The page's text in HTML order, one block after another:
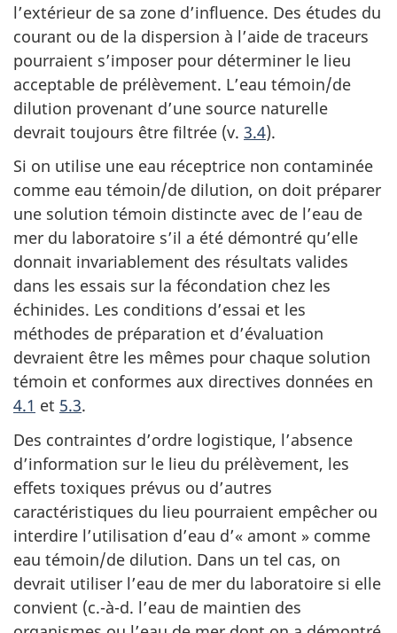
l’extérieur de sa zone d’influence. Des études du
courant ou de la dispersion à l’aide de traceurs
pourraient s’imposer pour déterminer le lieu
acceptable de prélèvement. L’eau témoin/de
dilution provenant d’une source naturelle
devrait toujours être filtrée (v. 3.4).
Si on utilise une eau réceptrice non contaminée
comme eau témoin/de dilution, on doit préparer
une solution témoin distincte avec de l’eau de
mer du laboratoire s’il a été démontré qu’elle
donnait invariablement des résultats valides
dans les essais sur la fécondation chez les
échinides. Les conditions d’essai et les
méthodes de préparation et d’évaluation
devraient être les mêmes pour chaque solution
témoin et conformes aux directives données en
4.1 et 5.3.
Des contraintes d’ordre logistique, l’absence
d’information sur le lieu du prélèvement, les
effets toxiques prévus ou d’autres
caractéristiques du lieu pourraient empêcher ou
interdire l’utilisation d’eau d’« amont » comme
eau témoin/de dilution. Dans un tel cas, on
devrait utiliser l’eau de mer du laboratoire si elle
convient (c.-à-d. l’eau de maintien des